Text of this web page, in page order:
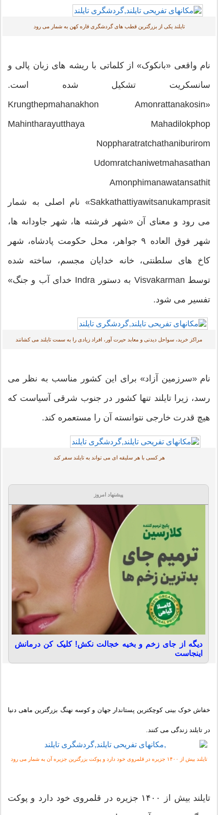
تایلند یکی از بزرگترین قطب های گردشگری قاره کهن به شمار می رود
واقعی «بانکوک» از کلماتی با ریشه های زبان پالی و
تشکیل شده است.
«Krungthepmahanakhon
Mahintharayutthaya
Sakkathattiyawitsanukamprasit» نام اصلی به شمار
رود و معنای آن «شهر فرشته ها، شهر جاودانه ها،
شهر فوق العاده ۹ جواهر، محل حکومت پادشاه، شهر
های سلطنتی، خانه خدایان مجسم، ساخته شده
توسط Visvakarman به دستور Indra خدای آب و جنگ»
می شود.
مراکز خرید، سواحل دیدنی و معابد حیرت آور، افراد زیادی را به سمت تایلند می کشانند
«سرزمین آزاد» برای این کشور مناسب به نظر می
زیرا تایلند تنها کشور در جنوب شرقی آسیاست که
قدرت خارجی نتوانسته آن را مستعمره کند.
هر کسی با هر سلیقه ای می تواند به تایلند سفر کند
پیشنهاد امروز
دیگه از جای زخم و بخیه خجالت نکش! کلیک کن درمانش
اینجاست
خوک بینی کوچکترین پستاندار جهان و کوسه نهنگ بزرگترین ماهی دنیا
زندگی می کنند.
۱۴۰۰ جزیره در قلمروی خود دارد و پوکت بزرگترین جزیره آن به شمار می رود
تایلند بیش از ۱۴۰۰ جزیره در قلمروی خود دارد و پوکت